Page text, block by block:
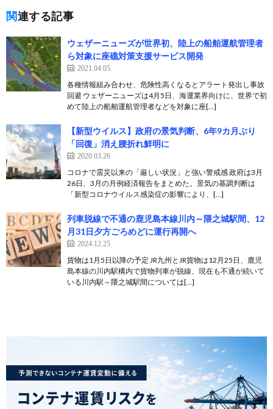
関連する記事
ウェザーニューズが世界初、陸上の船舶運航管理者
ら対象に座礁対策支援サービス開発
2021.04.05
各種情報組み合わせ、危険性高くなるとアラート発出し事故
回避 ウェザーニューズは4月5日、海運業界向けに、世界で初
めて陸上の船舶運航管理者などを対象に座[…]
【新型ウイルス】政府の景気判断、6年9カ月ぶり
「回復」消え腰折れ鮮明に
2020.03.26
コロナで震災以来の「厳しい状況」と強い警戒感 政府は3月
26日、3月の月例経済報告をまとめた。景気の基調判断は
「新型コロナウイルス感染症の影響により、[…]
列車脱線で不通の鹿児島本線川内～隈之城駅間、12
月31日夕方ごろめどに運行再開へ
2024.12.25
貨物は1月5日以降の予定 JR九州とJR貨物は12月25日、鹿児
島本線の川内駅構内で貨物列車が脱線、現在も不通が続いて
いる川内駅～隈之城駅間については[…]